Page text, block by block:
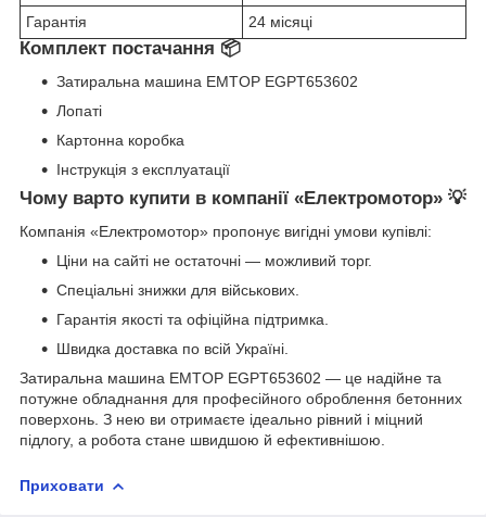
Гарантія
24 місяці
Комплект постачання 📦
Затиральна машина EMTOP EGPT653602
Лопаті
Картонна коробка
Інструкція з експлуатації
Чому варто купити в компанії «Електромотор» 💡
Компанія «Електромотор» пропонує вигідні умови купівлі:
Ціни на сайті не остаточні — можливий торг.
Спеціальні знижки для військових.
Гарантія якості та офіційна підтримка.
Швидка доставка по всій Україні.
Затиральна машина EMTOP EGPT653602 — це надійне та
потужне обладнання для професійного оброблення бетонних
поверхонь. З нею ви отримаєте ідеально рівний і міцний
підлогу, а робота стане швидшою й ефективнішою.
Приховати